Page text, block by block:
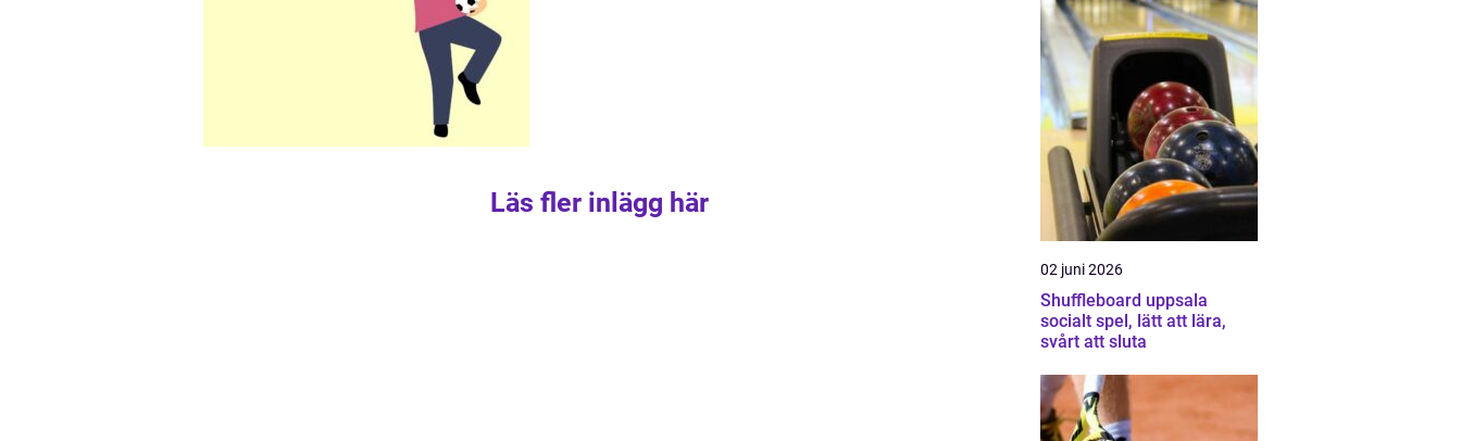
Läs fler inlägg här
02 juni 2026
Shuffleboard uppsala
socialt spel, lätt att lära,
svårt att sluta